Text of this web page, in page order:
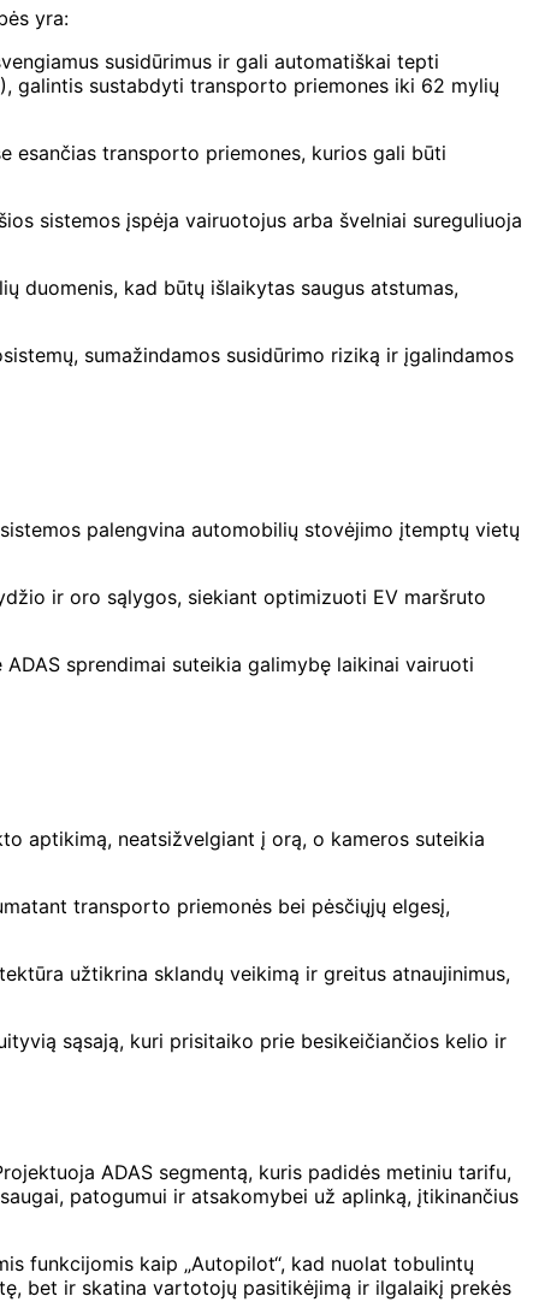
yra:
susidūrimus ir gali automatiškai tepti
galintis sustabdyti transporto priemones iki 62 mylių
esančias transporto priemones, kurios gali būti
sistemos įspėja vairuotojus arba švelniai sureguliuoja
duomenis, kad būtų išlaikytas saugus atstumas,
sumažindamos susidūrimo riziką ir įgalindamos
palengvina automobilių stovėjimo įtemptų vietų
ir oro sąlygos, siekiant optimizuoti EV maršruto
sprendimai suteikia galimybę laikinai vairuoti
aptikimą, neatsižvelgiant į orą, o kameros suteikia
transporto priemonės bei pėsčiųjų elgesį,
užtikrina sklandų veikimą ir greitus atnaujinimus,
sąsają, kuri prisitaiko prie besikeičiančios kelio ir
ADAS segmentą, kuris padidės metiniu tarifu,
patogumui ir atsakomybei už aplinką, įtikinančius
funkcijomis kaip „Autopilot“, kad nuolat tobulintų
bet ir skatina vartotojų pasitikėjimą ir ilgalaikį prekės